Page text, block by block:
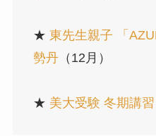
★ 東先生親子 「
勢丹（12月）
★ 美大受験 冬期講習